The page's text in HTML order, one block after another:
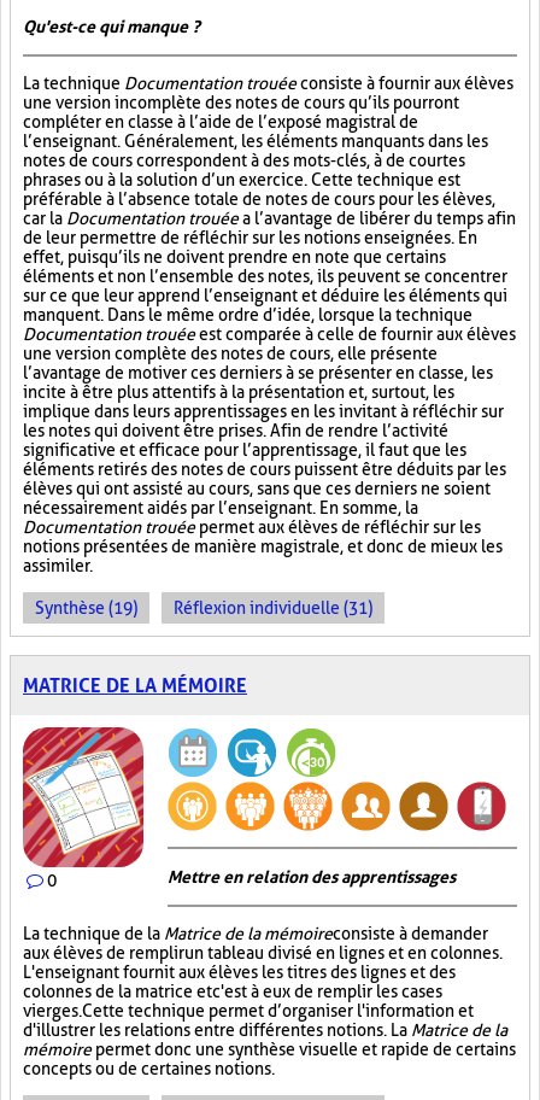
Qu'est-ce qui manque ?
La technique Documentation trouéeconsiste à fournir aux élèves
une version incomplète des notes de cours qu’ils pourront
compléter en classe à l’aide de l’exposé magistral de
l’enseignant. Généralement, les éléments manquants dans les
notes de cours correspondent à des mots-clés, à de courtes
phrases ou à la solution d’un exercice. Cette technique est
préférable à l’absence totale de notes de cours pour les élèves,
car la Documentation trouéea l’avantage de libérer du temps afin
de leur permettre de réfléchir sur les notions enseignées. En
effet, puisqu’ils ne doivent prendre en note que certains
éléments et non l’ensemble des notes, ils peuvent se concentrer
sur ce que leur apprend l’enseignant et déduire les éléments qui
manquent. Dans le même ordre d’idée, lorsque la technique
Documentation trouéeest comparée à celle de fournir aux élèves
une version complète des notes de cours, elle présente
l’avantage de motiver ces derniers à se présenter en classe, les
incite à être plus attentifs à la présentation et, surtout, les
implique dans leurs apprentissages en les invitant à réfléchir sur
les notes qui doivent être prises. Afin de rendre l’activité
significative et efficace pour l’apprentissage, il faut que les
éléments retirés des notes de cours puissent être déduits par les
élèves qui ont assisté au cours, sans que ces derniers ne soient
nécessairement aidés par l’enseignant. En somme, la
Documentation trouéepermet aux élèves de réfléchir sur les
notions présentées de manière magistrale, et donc de mieux les
assimiler.
Synthèse (19) Réflexion individuelle (31)
MATRICE DE LA MÉMOIRE
0 Mettre en relation des apprentissages
La technique de la Matrice de la mémoireconsiste à demander
aux élèves de remplir un tableau divisé en lignes et en colonnes.
L'enseignant fournit aux élèves les titres des lignes et des
colonnes de la matrice et c'est à eux de remplir les cases
vierges. Cette technique permet d’organiser l'information et
d'illustrer les relations entre différentes notions. La Matrice de la
mémoirepermet donc une synthèse visuelle et rapide de certains
concepts ou de certaines notions.